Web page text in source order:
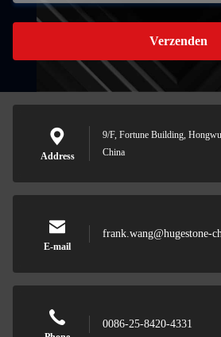
Verzenden
Address
9/F, Fortune Building,
China
E-mail
frank.wang@hugestone-
0086-25-8420-4331